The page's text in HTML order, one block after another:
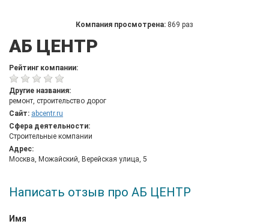
Компания просмотрена: 869 раз
АБ ЦЕНТР
Рейтинг компании:
Другие названия:
ремонт, строительство дорог
Сайт: abcentr.ru
Сфера деятельности:
Строительные компании
Адрес:
Москва, Можайский, Верейская улица, 5
Написать отзыв про АБ ЦЕНТР
Имя